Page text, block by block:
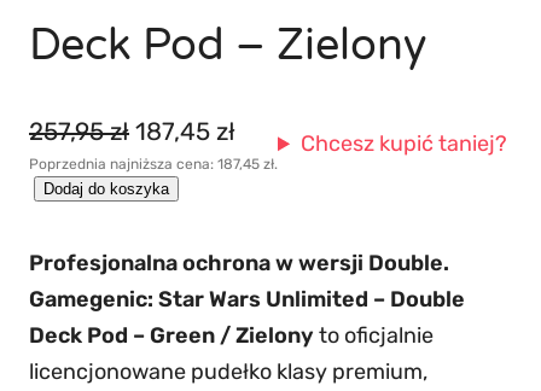
Deck Pod – Zielony
257,95zł P
i
r
w
o
t
187,45 złA
k
u
a
l
n
Poprzednia najniższa cena: 187,45 zł.
Chcesz kupić taniej?
o
ś
ć
G
Dodaj do koszyka
Profesjonalna ochrona w wersji Double.
Gamegenic: Star Wars Unlimited – Double
Deck Pod – Green / Zielony to oficjalnie
licencjonowane pudełko klasy premium,